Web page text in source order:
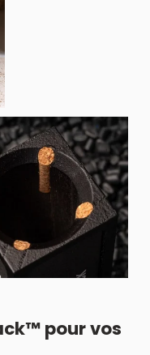
pour vos